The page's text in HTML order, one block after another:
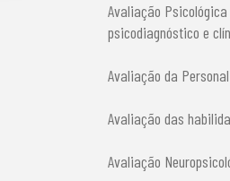
Avaliação
psicodiagnóstico e
Avaliação da
Avaliação das
Avaliação